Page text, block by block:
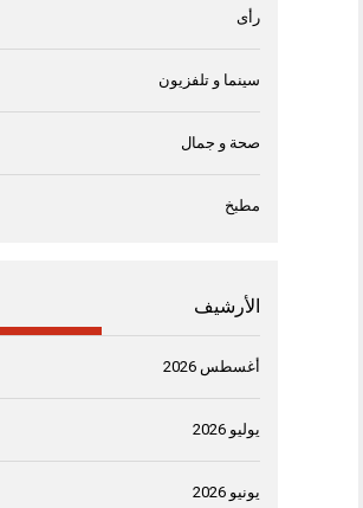
رأى
سينما و تلفزيون
صحة و جمال
مطبخ
الأرشيف
أغسطس 2026
يوليو 2026
يونيو 2026